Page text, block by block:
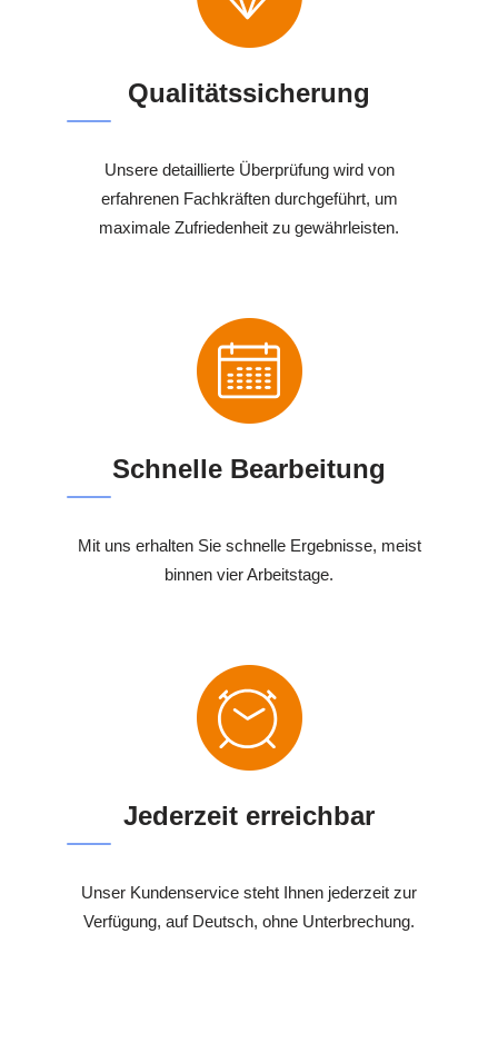
Qualitätssicherung
Unsere detaillierte Überprüfung wird von
erfahrenen Fachkräften durchgeführt, um
maximale Zufriedenheit zu gewährleisten.
Schnelle Bearbeitung
Mit uns erhalten Sie schnelle Ergebnisse, meist
binnen vier Arbeitstage.
Jederzeit erreichbar
Unser Kundenservice steht Ihnen jederzeit zur
Verfügung, auf Deutsch, ohne Unterbrechung.